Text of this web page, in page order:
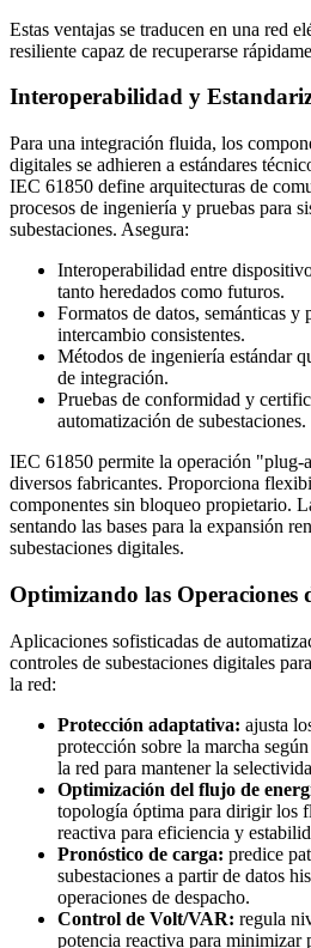
Estas ventajas se traducen en una red
resiliente capaz de recuperarse
Interoperabilidad y
Para una integración fluida, los
digitales se adhieren a estándares
IEC 61850 define arquitecturas de
procesos de ingeniería y pruebas para
subestaciones. Asegura:
Interoperabilidad entre
tanto heredados como futuros.
Formatos de datos, semánticas y
intercambio consistentes.
Métodos de ingeniería estándar
de integración.
Pruebas de conformidad y
automatización de subestaciones.
IEC 61850 permite la operación "plug-
diversos fabricantes. Proporciona
componentes sin bloqueo propietario.
sentando las bases para la expansión
subestaciones digitales.
Optimizando las Operaciones
Aplicaciones sofisticadas de
controles de subestaciones digitales
la red:
Protección adaptativa: ajusta
protección sobre la marcha
la red para mantener la
Optimización del flujo de
topología óptima para dirigir los
reactiva para eficiencia y
Pronóstico de carga: predice
subestaciones a partir de datos
operaciones de despacho.
Control de Volt/VAR: regula
potencia reactiva para minimizar